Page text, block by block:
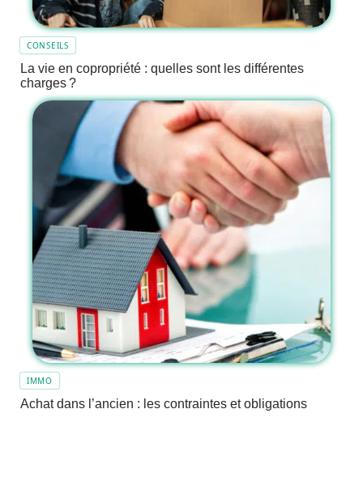
CONSEILS
La vie en copropriété : quelles sont les différentes
charges ?
IMMO
Achat dans l’ancien : les contraintes et obligations